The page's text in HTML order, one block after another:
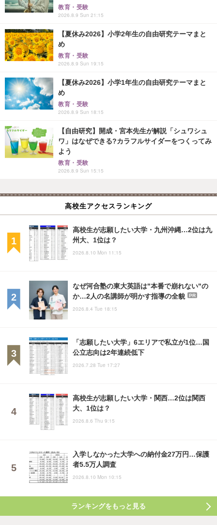
教育・受験
2026.8.9 Sun 21:15
【夏休み2026】小学2年生の自由研究テーマまと
め
教育・受験
2026.8.9 Sun 19:15
【夏休み2026】小学1年生の自由研究テーマまと
め
教育・受験
2026.8.9 Sun 18:15
【自由研究】開成・宮本先生が解説「シュワシュ
ワ」はなぜできる?カラフルサイダーをつくってみ
よう
教育・受験
2026.8.9 Sun 15:15
高校生アクセスランキング
高校生が志願したい大学・九州沖縄…2位は九
州大、1位は？
2026.8.10 Mon 11:15
なぜ河合塾の東大英語は"本番で崩れない"の
か…2人の名講師が明かす指導の全貌
PR
2026.8.4 Tue 18:15
「志願したい大学」6エリアで私立が1位…国
公立志向は2年連続低下
2026.7.28 Tue 17:27
高校生が志願したい大学・関西…2位は関西
大、1位は？
2026.8.6 Thu 9:15
入学しなかった大学への納付金27万円…保護
者5.5万人調査
2026.8.10 Mon 10:15
ランキングをもっと見る